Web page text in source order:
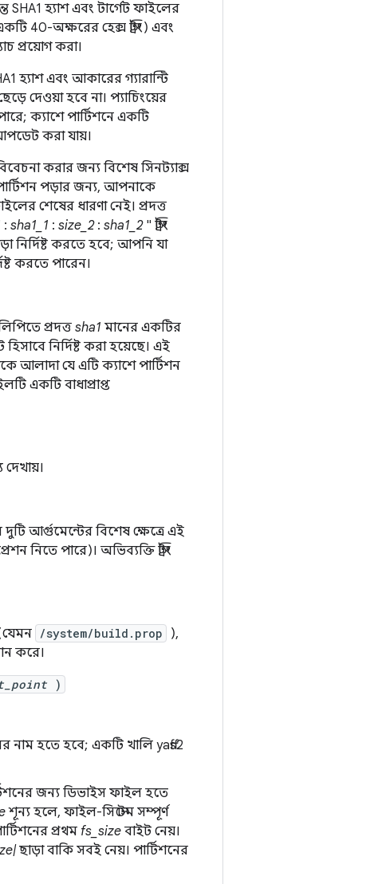
SHA1 হ্যাশ এবং টার্গেট ফাইলের
40-অক্ষরের হেক্স স্ট্রিং) এবং
প্রয়োগ করা।
হ্যাশ এবং আকারের গ্যারান্টি
দেওয়া হবে না। প্যাচিংয়ের
ক্যাশে পার্টিশনে একটি
করা যায়।
করার জন্য বিশেষ সিনট্যাক্স
পড়ার জন্য, আপনাকে
শেষের ধারণা নেই। প্রদত্ত
: sha1_1 : size_2: sha1_2" স্ট্রিং
নির্দিষ্ট করতে হবে; আপনি যা
করতে পারেন।
প্রদত্ত sha1 মানের একটির
নির্দিষ্ট করা হয়েছে। এই
আলাদা যে এটি ক্যাশে পার্টিশন
একটি বাধাপ্রাপ্ত
আর্গুমেন্টের বিশেষ ক্ষেত্রে এই
নিতে পারে)। অভিব্যক্তি স্ট্রিং
/system/build.prop
),
করে।
)
নাম হতে হবে; একটি খালি yaffs2
জন্য ডিভাইস ফাইল হতে
শূন্য হলে, ফাইল-সিস্টেম সম্পূর্ণ
প্রথম fs_size বাইট নেয়।
ছাড়া বাকি সবই নেয়। পার্টিশনের